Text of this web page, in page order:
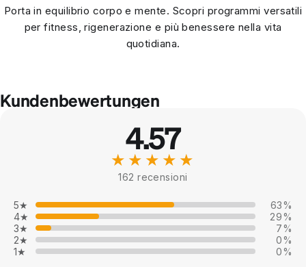
Porta in equilibrio corpo e mente. Scopri programmi versatili
per fitness, rigenerazione e più benessere nella vita
quotidiana.
Kundenbewertungen
4.57
★★★★★
162 recensioni
5★
63%
4★
29%
3★
7%
2★
0%
1★
0%